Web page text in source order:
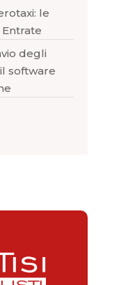
le
degli
software